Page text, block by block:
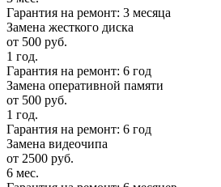
Гарантия на ремонт: 3 месяца
Замена жесткого диска
от 500 руб.
1 год.
Гарантия на ремонт: 6 год
Замена оперативной памяти
от 500 руб.
1 год.
Гарантия на ремонт: 6 год
Замена видеочипа
от 2500 руб.
6 мес.